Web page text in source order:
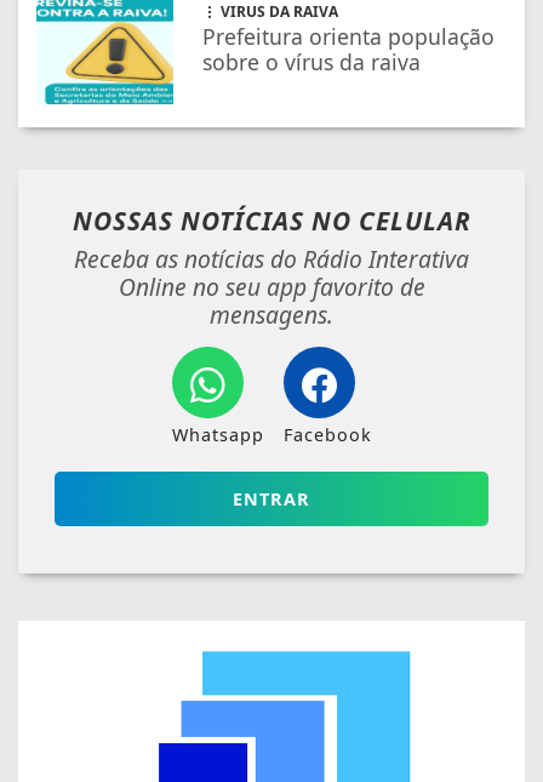
VIRUS DA RAIVA
Prefeitura orienta população
sobre o vírus da raiva
NOSSAS NOTÍCIAS NO CELULAR
Receba as notícias do Rádio Interativa
Online no seu app favorito de
mensagens.
Whatsapp Facebook
ENTRAR